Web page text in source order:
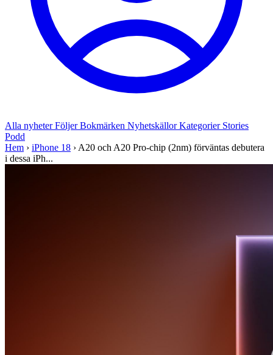
Alla nyheterFöljerBokmärken NyhetskällorKategorier Stories
Podd
Hem › iPhone 18 › A20 och A20 Pro-chip (2nm) förväntas debutera
i dessa iPh...